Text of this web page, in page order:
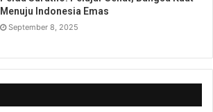
Menuju Indonesia Emas
September 8, 2025